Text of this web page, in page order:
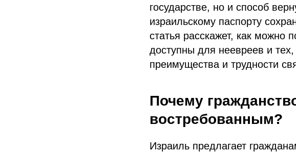
государстве, но и способ
израильскому паспорту
статья расскажет, как можно
доступны для неевреев и тех,
преимущества и трудности
Почему
востребованным?
Израиль предлагает